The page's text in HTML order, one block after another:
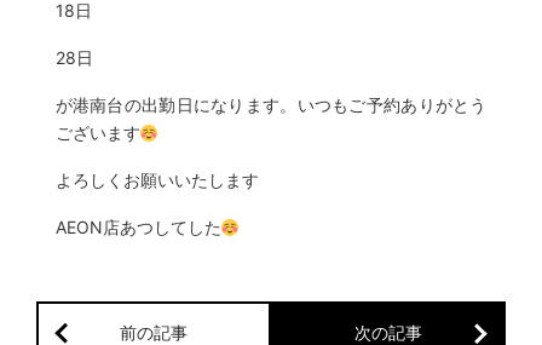
18日
28日
が港南台の出勤日になります。いつもご予約ありがとう
ございます
よろしくお願いいたします
AEON店あつしてした
前の記事 次の記事